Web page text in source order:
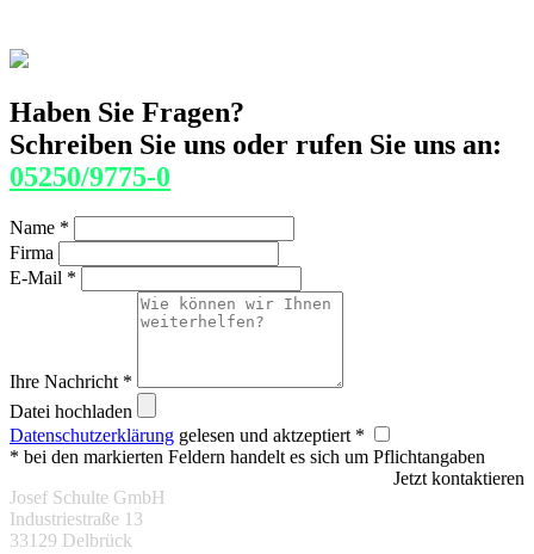
Haben Sie Fragen?
Schreiben Sie uns oder rufen Sie uns an:
05250/9775-0
Name *
Firma
E-Mail *
Ihre Nachricht *
Datei hochladen
Datenschutzerklärung gelesen und aktzeptiert *
* bei den markierten Feldern handelt es sich um Pflichtangaben
Jetzt kontaktieren
Josef Schulte GmbH
Industriestraße 13
33129 Delbrück